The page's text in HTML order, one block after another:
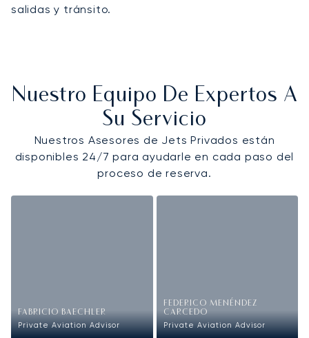
salidas y tránsito.
Nuestro Equipo De Expertos A
Su Servicio
Nuestros Asesores de Jets Privados están
disponibles 24/7 para ayudarle en cada paso del
proceso de reserva.
FABRICIO BAECHLER
Private Aviation Advisor
FEDERICO MENÉNDEZ
CARCEDO
Private Aviation Advisor